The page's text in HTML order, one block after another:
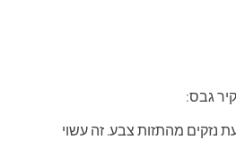
גבס:
נזקים מהתזות צבע. זה עשוי